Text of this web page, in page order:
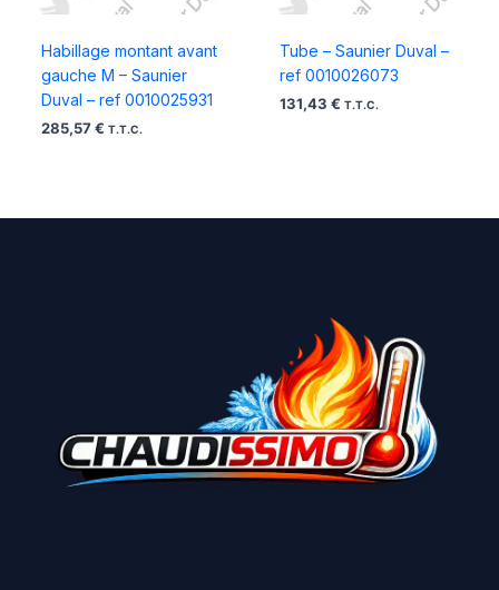
Habillage montant avant
gauche M – Saunier
Duval – ref 0010025931
285,57 € T.T.C.
Tube – Saunier Duval –
ref 0010026073
131,43 € T.T.C.